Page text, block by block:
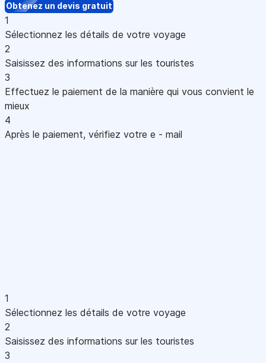
Obtenez un devis gratuit
1
Sélectionnez les détails de votre voyage
2
Saisissez des informations sur les touristes
3
Effectuez le paiement de la manière qui vous convient le
mieux
4
Après le paiement, vérifiez votre e - mail
1
Sélectionnez les détails de votre voyage
2
Saisissez des informations sur les touristes
3